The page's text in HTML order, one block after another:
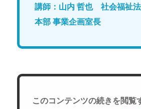
講師：山内 哲也 社会福祉
本部 事業企画室長
このコンテンツの続きを閲覧